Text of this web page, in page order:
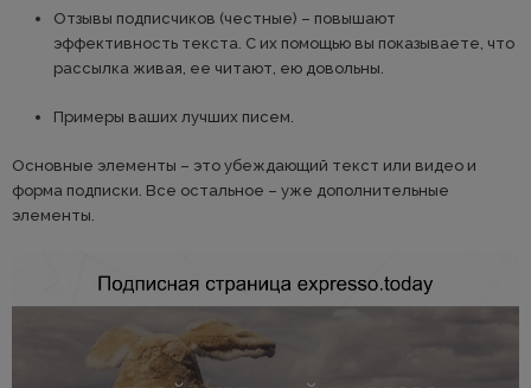
Отзывы подписчиков (честные) – повышают
эффективность текста. С их помощью вы показываете, что
рассылка живая, ее читают, ею довольны.
Примеры ваших лучших писем.
Основные элементы – это убеждающий текст или видео и
форма подписки. Все остальное – уже дополнительные
элементы.